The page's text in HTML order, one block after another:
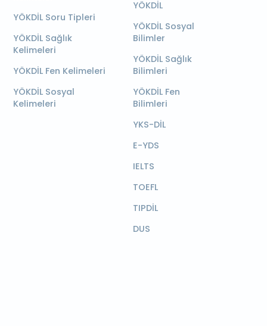
YÖKDİL Soru Tipleri
YÖKDİL Sağlık
Kelimeleri
YÖKDİL Fen Kelimeleri
YÖKDİL Sosyal
Kelimeleri
YÖKDİL
YÖKDİL Sosyal
Bilimler
YÖKDİL Sağlık
Bilimleri
YÖKDİL Fen
Bilimleri
YKS-DİL
E-YDS
IELTS
TOEFL
TIPDİL
DUS